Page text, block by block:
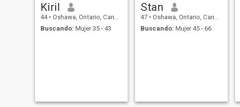
Kiril
44 • Oshawa, Ontario, Canadá
Buscando: Mujer 35 - 43
Stan
47 • Oshawa, Ontario, Canadá
Buscando: Mujer 45 - 66